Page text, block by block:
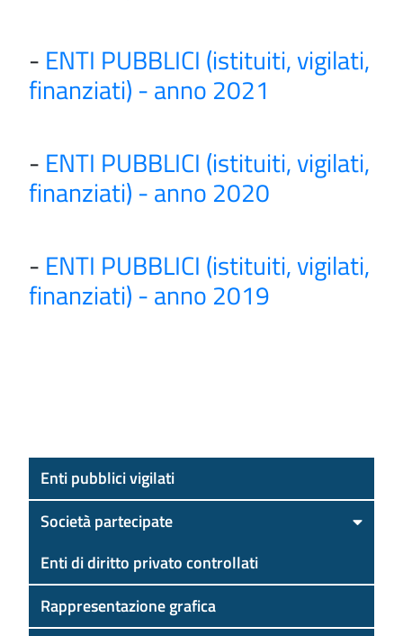
- ENTI PUBBLICI (istituiti, vigilati,
finanziati) - anno 2021
- ENTI PUBBLICI (istituiti, vigilati,
finanziati) - anno 2020
- ENTI PUBBLICI (istituiti, vigilati,
finanziati) - anno 2019
Enti pubblici vigilati
Società partecipate
Enti di diritto privato controllati
Rappresentazione grafica